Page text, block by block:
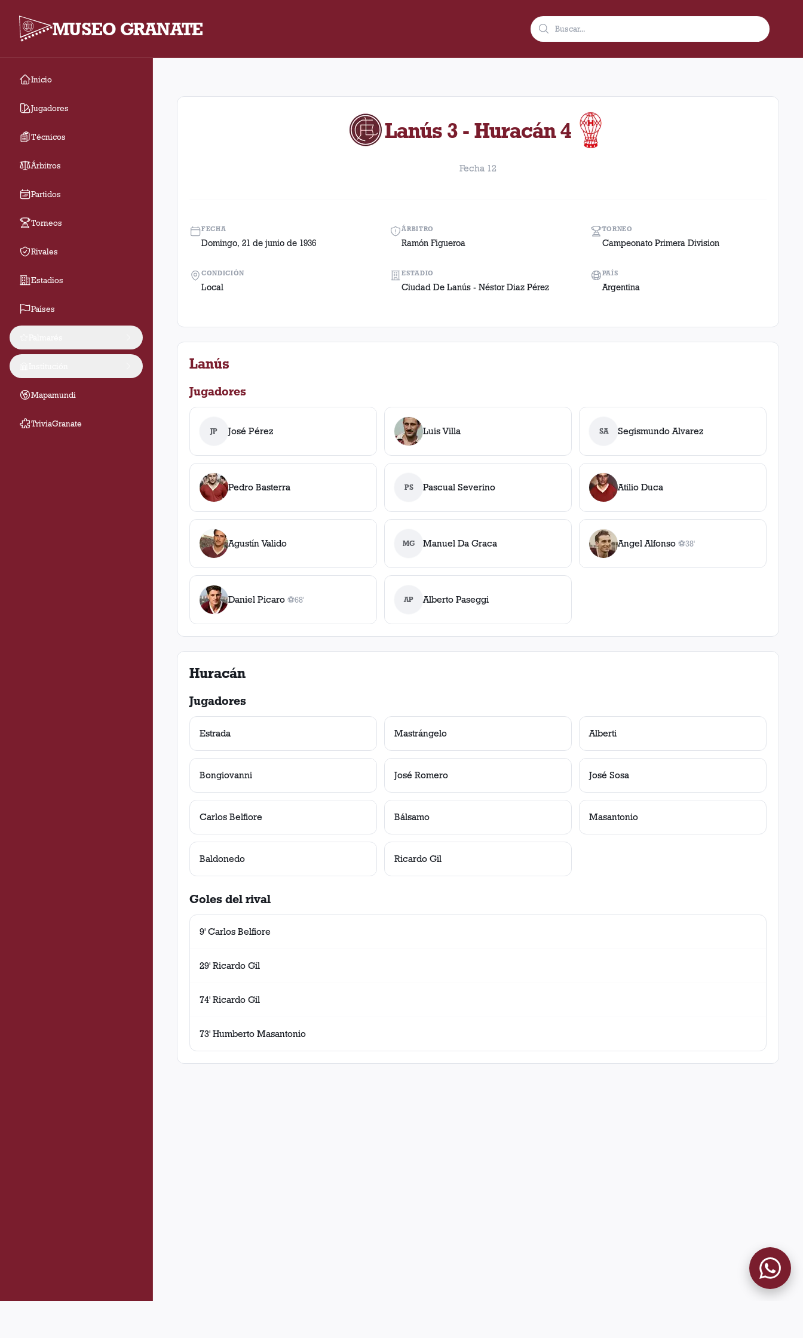
MUSEO GRANATE
Inicio
Jugadores
Técnicos
Árbitros
Partidos
Torneos
Rivales
Estadios
Países
Mapamundi
TriviaGranate
Fecha 12. Partido entre Lanús y Huracán disputado el Domingo, 21 de junio de 1936 en condición de local en el estadio Ciudad De Lanús - Néstor
Lanús 3 - Huracán 4
Fecha 12
FECHA
Domingo, 21 de junio de 1936
ÁRBITRO
Ramón Figueroa
TORNEO
Campeonato Primera Division
CONDICIÓN
Local
ESTADIO
Ciudad De Lanús - Néstor Diaz Pérez
PAÍS
Argentina
Lanús
Jugadores
JP José Pérez Luis Villa SA Segismundo Alvarez
Pedro Basterra PS Pascual Severino Atilio Duca
Agustín Valido MG Manuel Da Graca Angel Alfonso ⚽
1gol
38'
Daniel Picaro ⚽
1gol
68' AP Alberto Paseggi
Huracán
Jugadores
Estrada Mastrángelo Alberti
Bongiovanni José Romero José Sosa
Carlos Belfiore Bálsamo Masantonio
Baldonedo Ricardo Gil
Goles del rival
9' Carlos Belfiore
29' Ricardo Gil
74' Ricardo Gil
73' Humberto Masantonio